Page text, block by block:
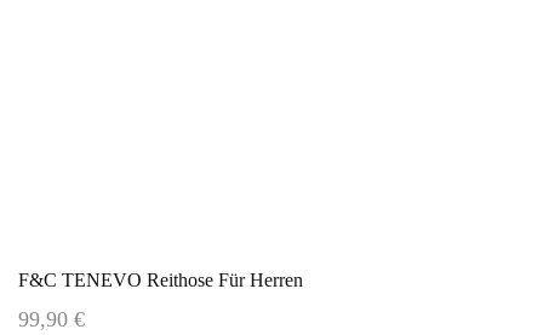
F&C TENEVO Reithose Für Herren
99,90 €